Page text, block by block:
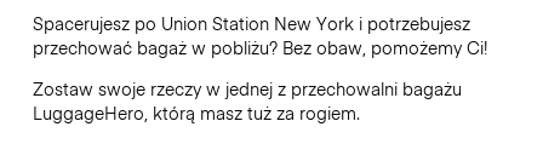
Spacerujesz po Union Station New York i potrzebujesz
przechować bagaż w pobliżu? Bez obaw, pomożemy Ci!
Zostaw swoje rzeczy w jednej z przechowalni bagażu
LuggageHero, którą masz tuż za rogiem.